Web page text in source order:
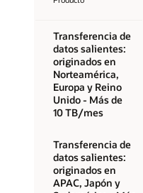
Transferencia de
datos salientes:
originados en
Norteamérica,
Europa y Reino
Unido - Más de
10 TB/mes
Transferencia de
datos salientes:
originados en
APAC, Japón y